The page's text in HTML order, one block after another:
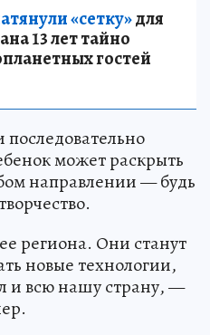
«сетку»для
13 лет тайно
гостей
может раскрыть
направлении — будь
региона. Они станут
новые технологии,
и всю нашу страну, —